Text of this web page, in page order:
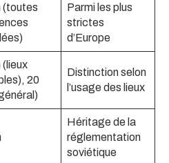
(toutes
Parmi les plus
strictes
d’Europe
(lieux
20
Distinction selon
l’usage des lieux
Héritage de la
réglementation
soviétique